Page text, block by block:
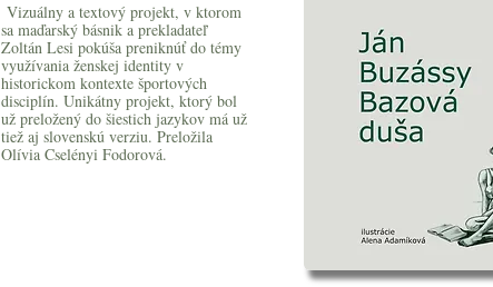
Vizuálny a textový projekt, v ktorom
sa maďarský básnik a prekladateľ
Zoltán Lesi pokúša preniknúť do témy
využívania ženskej identity v
historickom kontexte športových
disciplín. Unikátny projekt, ktorý bol
už preložený do šiestich jazykov má už
tiež aj slovenskú verziu. Preložila
Olívia Cselényi Fodorová.